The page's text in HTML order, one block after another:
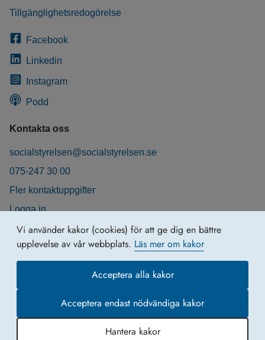
Vi använder kakor (cookies) för att ge dig en bättre
upplevelse av vår webbplats. Läs mer om kakor
Acceptera alla kakor
Acceptera endast nödvändiga kakor
Hantera kakor
Tillgänglighetsredogörelse
Facebook
Linkedin
Instagram
Podd
Kontakta oss
socialstyrelsen@socialstyrelsen.se
075-247 30 00
Fler kontaktuppgifter
Logga in
Behandling av personuppgifter